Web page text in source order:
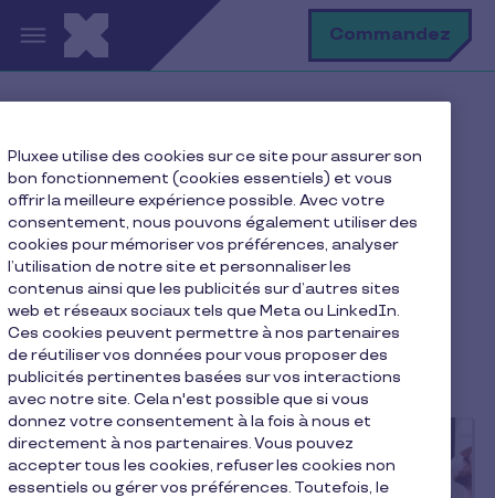
Aller au contenu principal Commandez
Le blog de la qualité de vie
Le blog de la qualité de
vie
Pluxee utilise des cookies sur ce site pour assurer son
bon fonctionnement (cookies essentiels) et vous
offrir la meilleure expérience possible. Avec votre
consentement, nous pouvons également utiliser des
cookies pour mémoriser vos préférences, analyser
l’utilisation de notre site et personnaliser les
contenus ainsi que les publicités sur d’autres sites
web et réseaux sociaux tels que Meta ou LinkedIn.
Ces cookies peuvent permettre à nos partenaires
de réutiliser vos données pour vous proposer des
publicités pertinentes basées sur vos interactions
avec notre site. Cela n'est possible que si vous
donnez votre consentement à la fois à nous et
directement à nos partenaires. Vous pouvez
accepter tous les cookies, refuser les cookies non
essentiels ou gérer vos préférences. Toutefois, le